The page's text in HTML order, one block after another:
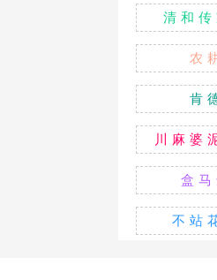
清和
农
肯
川麻婆
盒
不站